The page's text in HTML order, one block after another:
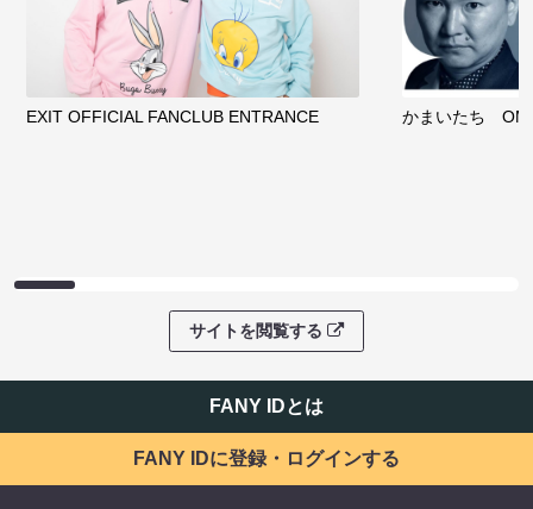
EXIT OFFICIAL FANCLUB ENTRANCE かまいたち
サイトを閲覧する
FANY IDとは
FANY IDに登録・ログインする